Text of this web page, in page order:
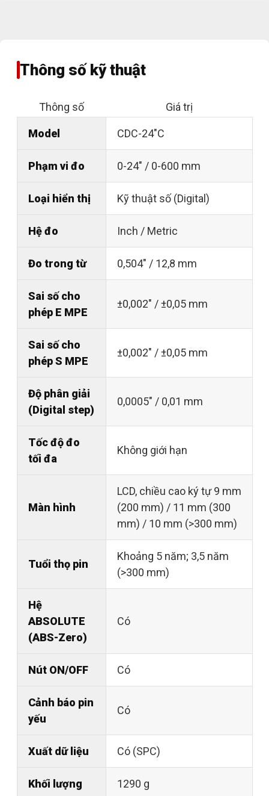
Thông số kỹ thuật
Thông số Giá trị
Model CDC-24"C
Phạm vi đo 0-24" / 0-600 mm
Loại hiển thị Kỹ thuật số (Digital)
Hệ đo Inch / Metric
Đo trong từ 0,504" / 12,8 mm
Sai số cho
phép E MPE
±0,002" / ±0,05 mm
Sai số cho
phép S MPE
±0,002" / ±0,05 mm
Độ phân giải
(Digital step)
0,0005" / 0,01 mm
Tốc độ đo
tối đa
Không giới hạn
Màn hình
LCD, chiều cao ký tự 9 mm
(200 mm) / 11 mm (300
mm) / 10 mm (>300 mm)
Tuổi thọ pin
Khoảng 5 năm; 3,5 năm
(>300 mm)
Hệ
ABSOLUTE
(ABS-Zero)
Có
Nút ON/OFF Có
Cảnh báo pin
yếu
Có
Xuất dữ liệu Có (SPC)
Khối lượng 1290 g